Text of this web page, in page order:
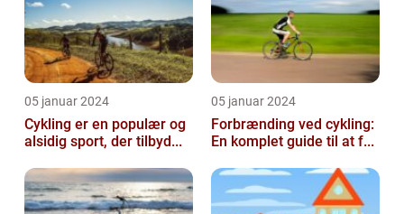
05 januar 2024
Cykling er en populær og
alsidig sport, der tilbyd...
05 januar 2024
Forbrænding ved cykling:
En komplet guide til at f...